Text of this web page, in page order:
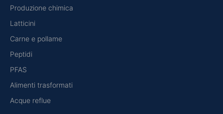
Produzione chimica
Latticini
Carne e pollame
Peptidi
PFAS
Alimenti trasformati
Acque reflue